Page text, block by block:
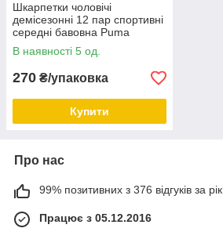
Шкарпетки чоловічі
демісезонні 12 пар спортивні
середні бавовна Puma
Туреччина розмір 41-44 мікс
кольорів
В наявності 5 од.
270 ₴/упаковка
Купити
Про нас
99% позитивних з 376 відгуків за рік
Працює з 05.12.2016